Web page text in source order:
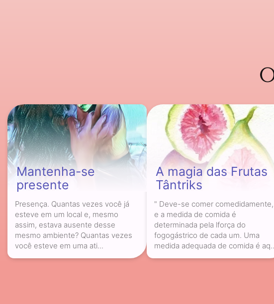
Mantenha-se
presente
Presença. Quantas vezes você já
esteve em um local e, mesmo
assim, estava ausente desse
mesmo ambiente? Quantas vezes
você esteve em uma ati...
A magia das Frutas
Tântriks
" Deve-se comer comedidamente,
e a medida de comida é
determinada pela lforça do
fogogástrico de cada um. Uma
medida adequada de comida é